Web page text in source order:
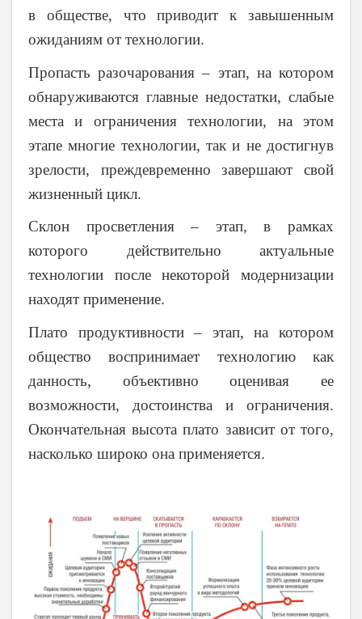
в обществе, что приводит к завышенным
ожиданиям от технологии.
Пропасть разочарования – этап, на котором
обнаруживаются главные недостатки, слабые
места и ограничения технологии, на этом
этапе многие технологии, так и не достигнув
зрелости, преждевременно завершают свой
жизненный цикл.
Склон просветления – этап, в рамках
которого действительно актуальные
технологии после некоторой модернизации
находят применение.
Плато продуктивности – этап, на котором
общество воспринимает технологию как
данность, объективно оценивая ее
возможности, достоинства и ограничения.
Окончательная высота плато зависит от того,
насколько широко она применяется.